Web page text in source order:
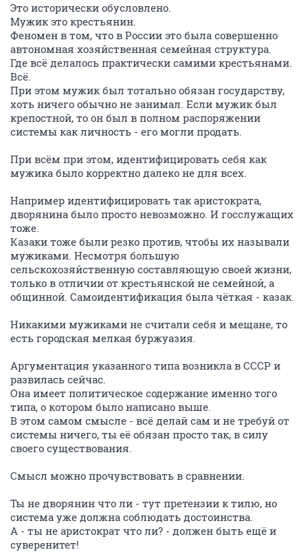
Это исторически обусловлено.
Мужик это крестьянин.
Феномен в том, что в России это была совершенно
автономная хозяйственная семейная структура.
Где всё делалось практически самими крестьянами.
Всё.
При этом мужик был тотально обязан государству,
хоть ничего обычно не занимал. Если мужик был
крепостной, то он был в полном распоряжении
системы как личность - его могли продать.
При всём при этом, идентифицировать себя как
мужика было корректно далеко не для всех.
Например идентифицировать так аристократа,
дворянина было просто невозможно. И госслужащих
тоже.
Казаки тоже были резко против, чтобы их называли
мужиками. Несмотря большую
сельскохозяйственную составляющую своей жизни,
только в отличии от крестьянской не семейной, а
общинной. Самоидентификация была чёткая - казак.
Никакими мужиками не считали себя и мещане, то
есть городская мелкая буржуазия.
Аргументация указанного типа возникла в СССР и
развилась сейчас.
Она имеет политическое содержание именно того
типа, о котором было написано выше.
В этом самом смысле - всё делай сам и не требуй от
системы ничего, ты её обязан просто так, в силу
своего существования.
Смысл можно прочувствовать в сравнении.
Ты не дворянин что ли - тут претензии к тилю, но
система уже должна соблюдать достоинства.
А - ты не аристократ что ли? - должен быть ещё и
суверенитет!